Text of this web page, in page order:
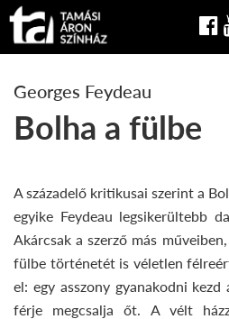
Georges Feydeau
Bolha a fülbe
A századelő kritikusai szerint a
egyike Feydeau legsikerültebb
Akárcsak a szerző más
fülbe történetét is véletlen
el: egy asszony gyanakodni kezd
férje megcsalja őt. A vélt